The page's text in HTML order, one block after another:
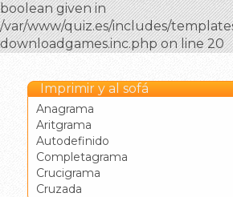
boolean given in
/var/www/quiz.es/includes/
downloadgames.inc.php on line 20
Imprimir y al sofá
Anagrama
Aritgrama
Autodefinido
Completagrama
Crucigrama
Cruzada